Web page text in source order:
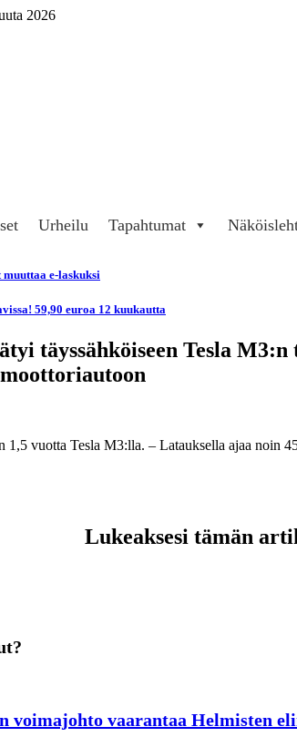
2026
Urheilu Tapahtumat
e-laskuksi
59,90 euroa 12 kuukautta
täyssähköiseen Tesla
vuotta Tesla M3:lla. – Latauksella ajaa noin
Lukeaksesi tämän
voimajohto vaarantaa Helmisten